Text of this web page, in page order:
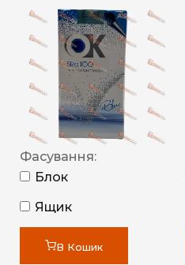
Фасування:
Блок
Ящик
В Кошик